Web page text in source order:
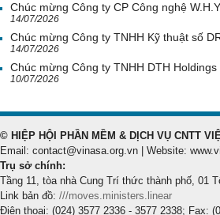
Chúc mừng Công ty CP Công nghệ
14/07/2026
Chúc mừng Công ty TNHH Kỹ thuật số
14/07/2026
Chúc mừng Công ty TNHH DTH
10/07/2026
© HIỆP HỘI PHẦN MỀM & DỊCH VỤ CNTT
Email: contact@vinasa.org.vn | Website:
Trụ sở chính:
Tầng 11, tòa nhà Cung Trí thức thành phố, 01
Link bản đồ: ///moves.ministers.linear
Điện thoại: (024) 3577 2336 - 3577 2338; Fax: